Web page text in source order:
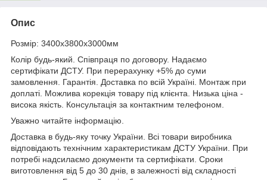
Опис
Розмір: 3400х3800х3000мм
Колір будь-який. Співпраця по договору. Надаємо
сертифікати ДСТУ. При перерахунку +5% до суми
замовлення. Гарантія. Доставка по всій Україні. Монтаж при
доплаті. Можлива корекція товару під клієнта. Низька ціна -
висока якість. Консультація за контактним телефоном.
Уважно читайте інформацію.
Доставка в будь-яку точку України. Всі товари виробника
відповідають технічним характеристикам ДСТУ України. При
потребі надсилаємо документи та сертифікати. Сроки
виготовлення від 5 до 30 днів, в залежності від складності